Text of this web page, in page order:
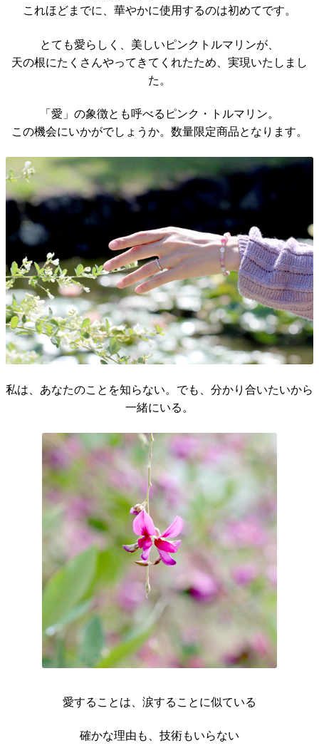
これほどまでに、華やかに使用するのは初めてです。
とても愛らしく、美しいピンクトルマリンが、
天の根にたくさんやってきてくれたため、実現いたしまし
た。
「愛」の象徴とも呼べるピンク・トルマリン。
この機会にいかがでしょうか。数量限定商品となります。
私は、あなたのことを知らない。でも、分かり合いたいから
一緒にいる。
愛することは、涙することに似ている
確かな理由も、技術もいらない